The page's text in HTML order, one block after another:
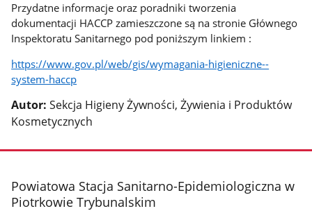
Przydatne informacje oraz poradniki tworzenia
dokumentacji HACCP zamieszczone są na stronie Głównego
Inspektoratu Sanitarnego pod poniższym linkiem :
https://www.gov.pl/web/gis/wymagania-higieniczne--
system-haccp
Autor: Sekcja Higieny Żywności, Żywienia i Produktów
Kosmetycznych
stopka
Powiatowa Stacja Sanitarno-Epidemiologiczna w
Piotrkowie Trybunalskim